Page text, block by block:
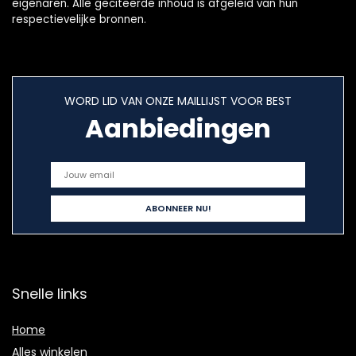
eigenaren. Alle geciteerde inhoud is afgeleid van hun
respectievelijke bronnen.
WORD LID VAN ONZE MAILLIJST VOOR BEST
Aanbiedingen
Snelle links
Home
Alles winkelen